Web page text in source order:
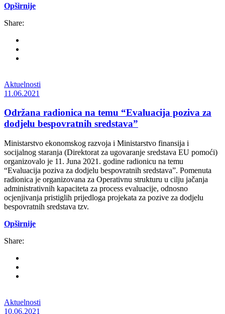
Opširnije
Share:
Aktuelnosti
11.06.2021
Održana radionica na temu “Evaluacija poziva za
dodjelu bespovratnih sredstava”
Ministarstvo ekonomskog razvoja i Ministarstvo finansija i
socijalnog staranja (Direktorat za ugovaranje sredstava EU pomoći)
organizovalo je 11. Juna 2021. godine radionicu na temu
“Evaluacija poziva za dodjelu bespovratnih sredstava”. Pomenuta
radionica je organizovana za Operativnu strukturu u cilju jačanja
administrativnih kapaciteta za process evaluacije, odnosno
ocjenjivanja pristiglih prijedloga projekata za pozive za dodjelu
bespovratnih sredstava tzv.
Opširnije
Share:
Aktuelnosti
10.06.2021